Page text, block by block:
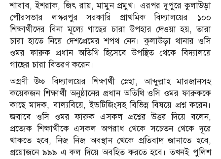
শাবাব, ইশরাক, জিৎ রায়, মামুন প্রমুখ। এরপর দুপুরে কুলাউড়া
পৌরসভার লস্করপুর সরকারি প্রাথমিক বিদ্যালয়ের ১০০
শিক্ষার্থীদের বিনা মূল্যে গাছের চারা উপহার দেওয়া হয়, তারা
চারা হাতে নিয়ে দেশপ্রেমের শপথ নেন। কুলাউড়া থানার ওসি
ওমর ফারুক প্রধান অতিথি হিসেবে উপস্থিত থেকে বিদ্যালয়ে
গাছের চারা বিতরণ করেন।
অগ্রণী উচ্চ বিদ্যালয়ের শিক্ষার্থী স্নেহা, আব্দুল্লাহ মারজানসহ
কয়েকজন শিক্ষার্থী অনুষ্ঠানের প্রধান অতিথি ওসি ওমর ফারুককে
কাছে মাদক, বাল্যবিয়ে, ইভটিজিংসহ বিভিন্ন বিষয়ে প্রশ্ন করেন।
জবাবে ওসি ওমর ফারুক এসকল প্রশ্নের উত্তর দিয়ে বলেন,
প্রত্যেক শিক্ষার্থীকে এসকল অপরাধ থেকে সচেতন থেকে দূরে
থাকতে হবে, নিজ নিজ অবস্থান থেকে প্রতিবাদ জানাতে হবে,
প্রয়োজনে ৯৯৯ এ কল দিয়ে অবহিত করতে হবে। তখনই পুলিশ